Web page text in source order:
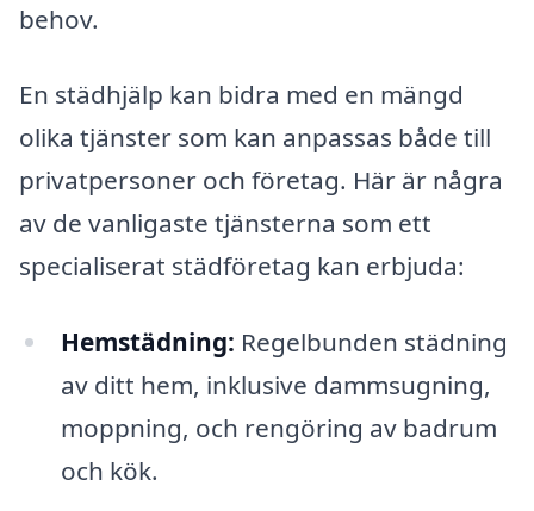
behov.
En städhjälp kan bidra med en mängd
olika tjänster som kan anpassas både till
privatpersoner och företag. Här är några
av de vanligaste tjänsterna som ett
specialiserat städföretag kan erbjuda:
Hemstädning: Regelbunden städning
av ditt hem, inklusive dammsugning,
moppning, och rengöring av badrum
och kök.